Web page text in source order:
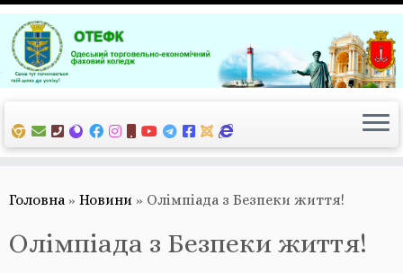
Перейти
до
вмісту
Головна » Новини » Олімпіада з Безпеки життя!
Олімпіада з Безпеки життя!